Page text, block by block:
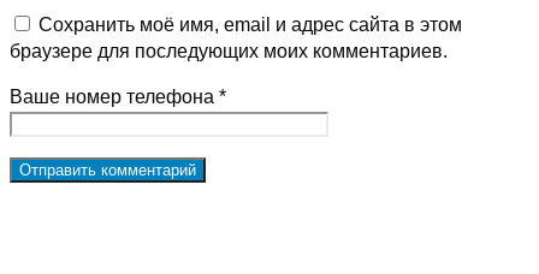
Сохранить моё имя, email и адрес сайта в этом
браузере для последующих моих комментариев.
Ваше номер телефона *